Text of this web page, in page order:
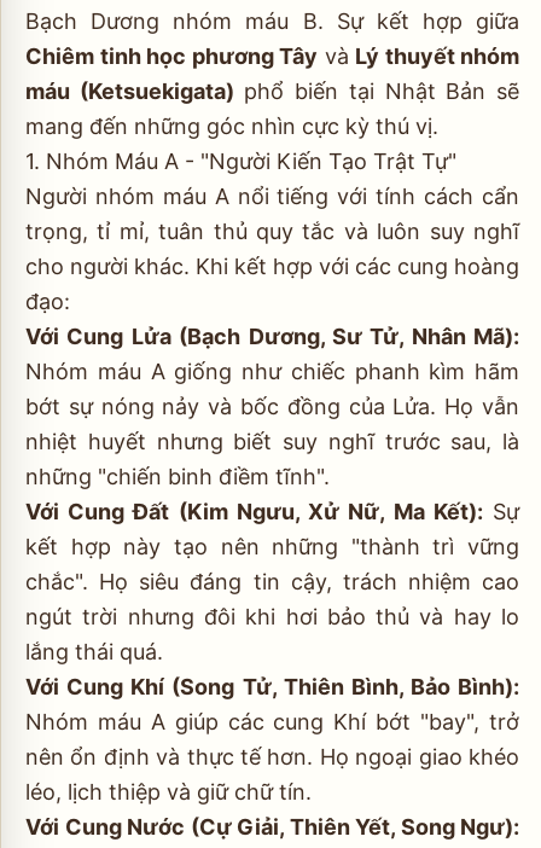
Bạch Dương nhóm máu B. Sự kết hợp giữa
Chiêm tinh học phương Tây và Lý thuyết nhóm
máu (Ketsuekigata) phổ biến tại Nhật Bản sẽ
mang đến những góc nhìn cực kỳ thú vị.
1. Nhóm Máu A - "Người Kiến Tạo Trật Tự"
Người nhóm máu A nổi tiếng với tính cách cẩn
trọng, tỉ mỉ, tuân thủ quy tắc và luôn suy nghĩ
cho người khác. Khi kết hợp với các cung hoàng
đạo:
Với Cung Lửa (Bạch Dương, Sư Tử, Nhân Mã):
Nhóm máu A giống như chiếc phanh kìm hãm
bớt sự nóng nảy và bốc đồng của Lửa. Họ vẫn
nhiệt huyết nhưng biết suy nghĩ trước sau, là
những "chiến binh điềm tĩnh".
Với Cung Đất (Kim Ngưu, Xử Nữ, Ma Kết): Sự
kết hợp này tạo nên những "thành trì vững
chắc". Họ siêu đáng tin cậy, trách nhiệm cao
ngút trời nhưng đôi khi hơi bảo thủ và hay lo
lắng thái quá.
Với Cung Khí (Song Tử, Thiên Bình, Bảo Bình):
Nhóm máu A giúp các cung Khí bớt "bay", trở
nên ổn định và thực tế hơn. Họ ngoại giao khéo
léo, lịch thiệp và giữ chữ tín.
Với Cung Nước (Cự Giải, Thiên Yết, Song Ngư):